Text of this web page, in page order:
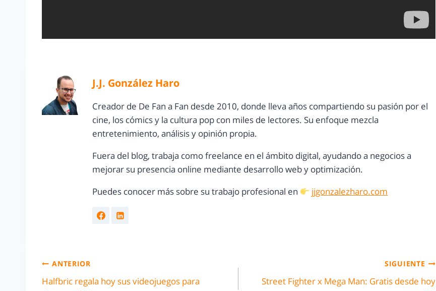
J.J. González Haro
Creador de De Fan a Fan desde 2010, donde lleva años compartiendo su pasión por el
cine, los cómics y la cultura pop con miles de lectores. Su enfoque mezcla
entretenimiento, análisis y opinión propia.
Fuera del blog, trabaja como freelance en el ámbito digital, ayudando a negocios a
mejorar su presencia online mediante desarrollo web y optimización.
Puedes conocer más sobre su trabajo profesional en
jjgonzalezharo.com
ANTERIOR
Halfbric regala hoy sus videojuegos para
SIGUIENTE
Street Fighter x Mega Man: Gratis desde hoy